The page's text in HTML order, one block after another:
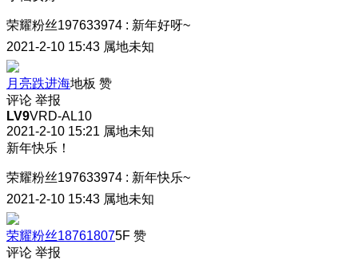
荣耀粉丝197633974 : 新年好呀~
2021-2-10 15:43 属地未知
月亮跌进海地板 赞
评论 举报
LV9VRD-AL10
2021-2-10 15:21 属地未知
新年快乐！
荣耀粉丝197633974 : 新年快乐~
2021-2-10 15:43 属地未知
荣耀粉丝187618075F 赞
评论 举报